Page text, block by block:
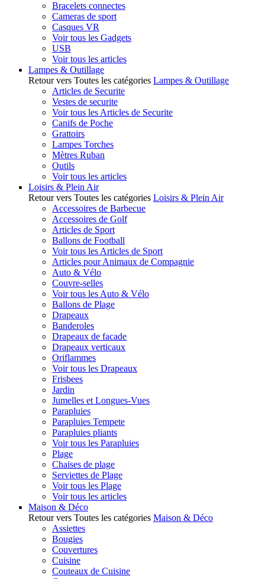
Bracelets connectes
Cameras de sport
Casques VR
Voir tous les Gadgets
USB
Voir tous les articles
Lampes & Outillage
Retour vers Toutes les catégories Lampes & Outillage
Articles de Securite
Vestes de securite
Voir tous les Articles de Securite
Canifs de Poche
Grattoirs
Lampes Torches
Mètres Ruban
Outils
Voir tous les articles
Loisirs & Plein Air
Retour vers Toutes les catégories Loisirs & Plein Air
Accessoires de Barbecue
Accessoires de Golf
Articles de Sport
Ballons de Football
Voir tous les Articles de Sport
Articles pour Animaux de Compagnie
Auto & Vélo
Couvre-selles
Voir tous les Auto & Vélo
Ballons de Plage
Drapeaux
Banderoles
Drapeaux de facade
Drapeaux verticaux
Oriflammes
Voir tous les Drapeaux
Frisbees
Jardin
Jumelles et Longues-Vues
Parapluies
Parapluies Tempete
Parapluies pliants
Voir tous les Parapluies
Plage
Chaises de plage
Serviettes de Plage
Voir tous les Plage
Voir tous les articles
Maison & Déco
Retour vers Toutes les catégories Maison & Déco
Assiettes
Bougies
Couvertures
Cuisine
Couteaux de Cuisine